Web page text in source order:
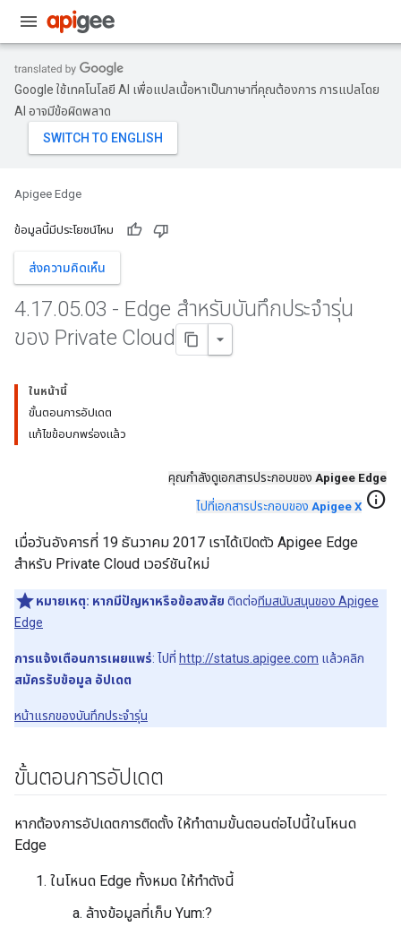
Google ใช้เทคโนโลยี AI เพื่อแปลเนื้อหาเป็นภาษาที่คุณต้องการ การแปลโดย
AI อาจมีข้อผิดพลาด
Apigee Edge
ข้อมูลนี้มีประโยชน์ไหม
ส่งความคิดเห็น
4.17.05.03 - Edge สำหรับบันทึกประจำรุ่น
ของ Private Cloud
ในหน้านี้
ขั้นตอนการอัปเดต
แก้ไขข้อบกพร่องแล้ว
คุณกำลังดูเอกสารประกอบของ Apigee Edge
ไปที่เอกสารประกอบของ Apigee X info
เมื่อวันอังคารที่ 19 ธันวาคม 2017 เราได้เปิดตัว Apigee Edge
สำหรับ Private Cloud เวอร์ชันใหม่
หมายเหตุ: หากมีปัญหาหรือข้อสงสัย ติดต่อทีมสนับสนุนของ Apigee
Edge
การแจ้งเตือนการเผยแพร่: ไปที่ http://status.apigee.com แล้วคลิก
สมัครรับข้อมูล อัปเดต
หน้าแรกของบันทึกประจำรุ่น
ขั้นตอนการอัปเดต
หากต้องการอัปเดตการติดตั้ง ให้ทำตามขั้นตอนต่อไปนี้ในโหนด
Edge
ในโหนด Edge ทั้งหมด ให้ทำดังนี้
ล้างข้อมูลที่เก็บ Yum:?